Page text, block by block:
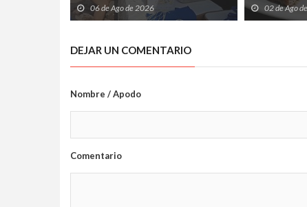
merluza a la sidra en el Mercáu
Marineru
06 de Ago de 2026
Cabrales
silencio)
02 de Ago
DEJAR UN COMENTARIO
Nombre / Apodo
Comentario